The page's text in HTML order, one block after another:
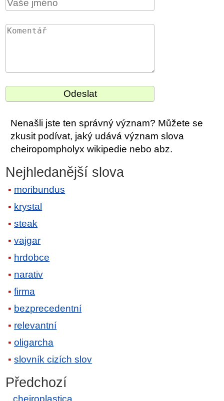
Nenašli jste ten správný význam? Můžete se
zkusit podívat, jaký udává význam slova
cheiropompholyx wikipedie nebo abz.
Nejhledanější slova
moribundus
krystal
steak
vajgar
hrdobce
narativ
firma
bezprecedentní
relevantní
oligarcha
slovník cizích slov
Předchozí